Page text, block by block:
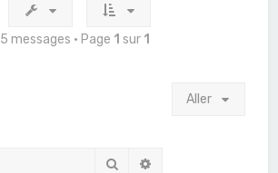
5 messages • Page 1 sur 1
Aller
Rechercher